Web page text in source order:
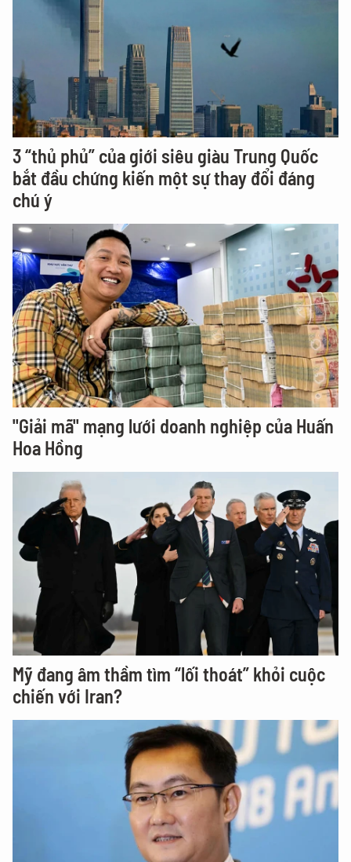
3 “thủ phủ” của giới siêu giàu Trung Quốc
bắt đầu chứng kiến một sự thay đổi đáng
chú ý
"Giải mã" mạng lưới doanh nghiệp của Huấn
Hoa Hồng
Mỹ đang âm thầm tìm “lối thoát” khỏi cuộc
chiến với Iran?